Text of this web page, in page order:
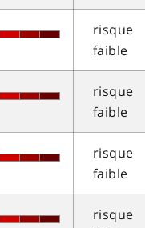
risque
faible
risque
faible
risque
faible
risque